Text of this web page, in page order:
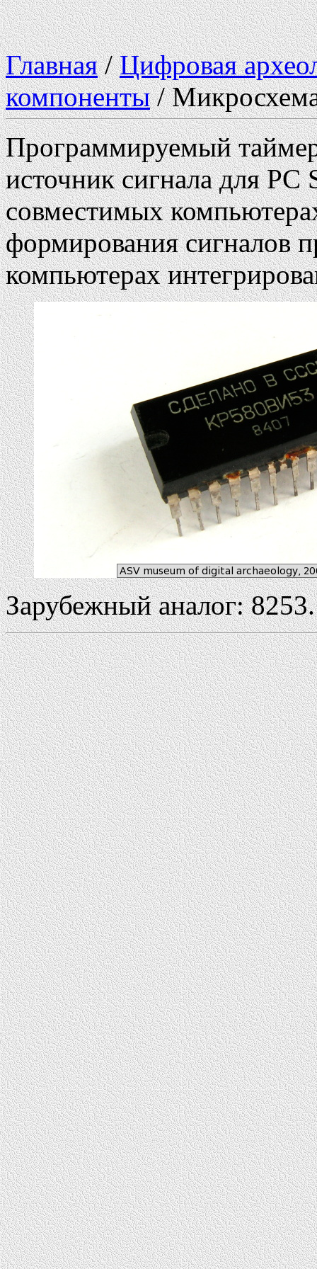
Главная/Цифровая
компоненты/
Программируемый
источник сигнала для
совместимых
формирования сигналов
компьютерах
Зарубежный аналог: 8253.